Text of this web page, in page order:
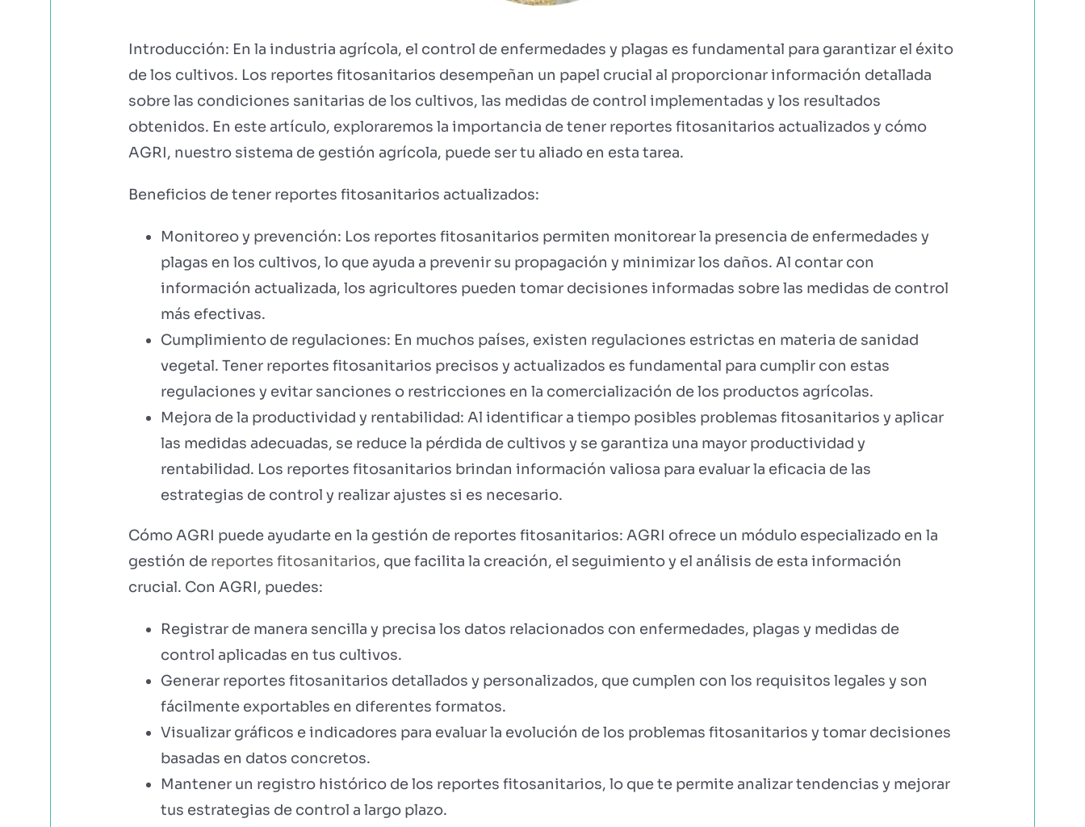
Introducción: En la industria agrícola, el control de enfermedades y plagas es fundamental para garantizar el éxito
de los cultivos. Los reportes fitosanitarios desempeñan un papel crucial al proporcionar información detallada
sobre las condiciones sanitarias de los cultivos, las medidas de control implementadas y los resultados
obtenidos. En este artículo, exploraremos la importancia de tener reportes fitosanitarios actualizados y cómo
AGRI, nuestro sistema de gestión agrícola, puede ser tu aliado en esta tarea.
Beneficios de tener reportes fitosanitarios actualizados:
Monitoreo y prevención: Los reportes fitosanitarios permiten monitorear la presencia de enfermedades y
plagas en los cultivos, lo que ayuda a prevenir su propagación y minimizar los daños. Al contar con
información actualizada, los agricultores pueden tomar decisiones informadas sobre las medidas de control
más efectivas.
Cumplimiento de regulaciones: En muchos países, existen regulaciones estrictas en materia de sanidad
vegetal. Tener reportes fitosanitarios precisos y actualizados es fundamental para cumplir con estas
regulaciones y evitar sanciones o restricciones en la comercialización de los productos agrícolas.
Mejora de la productividad y rentabilidad: Al identificar a tiempo posibles problemas fitosanitarios y aplicar
las medidas adecuadas, se reduce la pérdida de cultivos y se garantiza una mayor productividad y
rentabilidad. Los reportes fitosanitarios brindan información valiosa para evaluar la eficacia de las
estrategias de control y realizar ajustes si es necesario.
Cómo AGRI puede ayudarte en la gestión de reportes fitosanitarios: AGRI ofrece un módulo especializado en la
gestión de reportes fitosanitarios, que facilita la creación, el seguimiento y el análisis de esta información
crucial. Con AGRI, puedes:
Registrar de manera sencilla y precisa los datos relacionados con enfermedades, plagas y medidas de
control aplicadas en tus cultivos.
Generar reportes fitosanitarios detallados y personalizados, que cumplen con los requisitos legales y son
fácilmente exportables en diferentes formatos.
Visualizar gráficos e indicadores para evaluar la evolución de los problemas fitosanitarios y tomar decisiones
basadas en datos concretos.
Mantener un registro histórico de los reportes fitosanitarios, lo que te permite analizar tendencias y mejorar
tus estrategias de control a largo plazo.